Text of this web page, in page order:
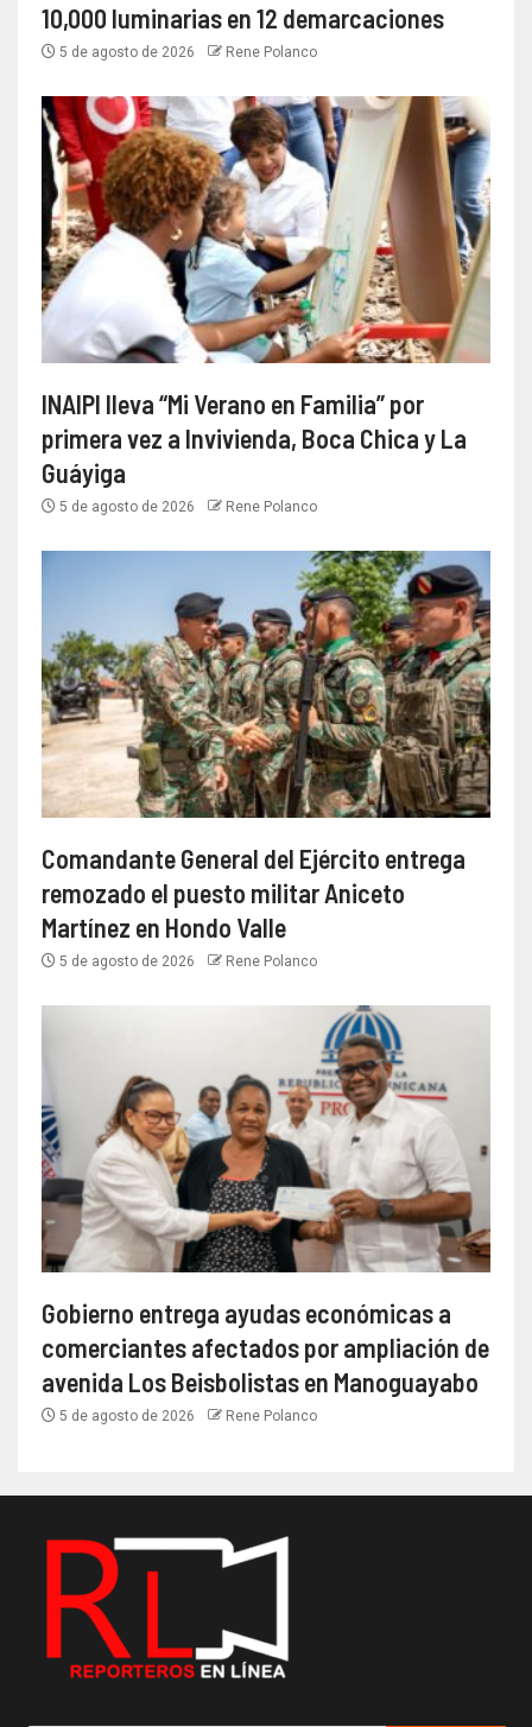
10,000 luminarias en 12 demarcaciones
5 de agosto de 2026 Rene Polanco
INAIPI lleva “Mi Verano en Familia” por
primera vez a Invivienda, Boca Chica y La
Guáyiga
5 de agosto de 2026 Rene Polanco
Comandante General del Ejército entrega
remozado el puesto militar Aniceto
Martínez en Hondo Valle
5 de agosto de 2026 Rene Polanco
Gobierno entrega ayudas económicas a
comerciantes afectados por ampliación de
avenida Los Beisbolistas en Manoguayabo
5 de agosto de 2026 Rene Polanco